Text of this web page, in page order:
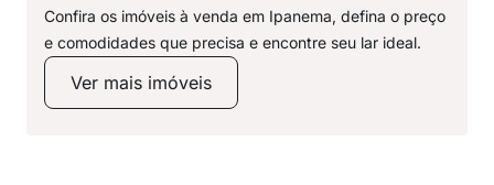
Confira os imóveis à venda em Ipanema, defina o preço
e comodidades que precisa e encontre seu lar ideal.
Ver mais imóveis